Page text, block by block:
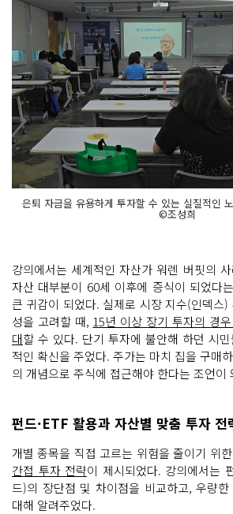
은퇴 자금을 유용하게 투자할 수 있는 실질적인
©조성희
강의에서는 세계적인 자산가 워렌 버핏의
자산 대부분이 60세 이후에 증식이 되었다
큰 귀감이 되었다. 실제로 시장 지수(인덱스
성을 고려할 때, 15년 이상 장기 투자의 경
대할 수 있다. 단기 투자에 불안해 하던 시
적인 확신을 주었다. 주가는 마치 집을 구매
의 개념으로 주식에 접근해야 한다는 조언이
펀드·ETF 활용과 자산별 맞춤 투자 전
개별 종목을 직접 고르는 위험을 줄이기 위
간접 투자 전략이 제시되었다. 강의에서는
드)의 장단점 및 차이점을 비교하고, 우량
대해 알려주었다.